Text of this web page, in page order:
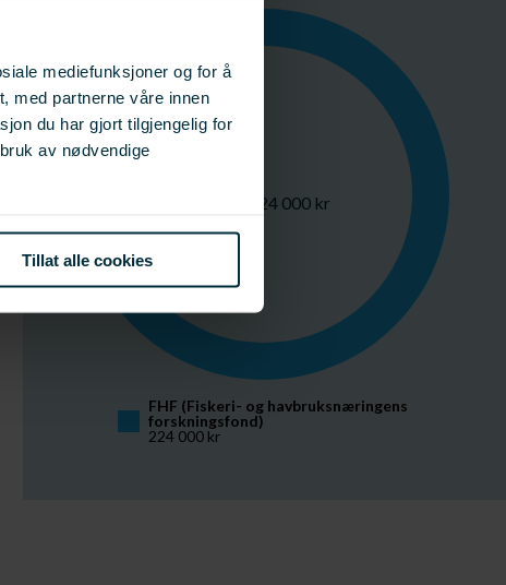
mediefunksjoner og for å
med partnerne våre innen
du har gjort tilgjengelig for
av nødvendige
Tillat alle cookies
Totalt 224 000 kr
FHF (Fiskeri- og havbruksnæringens
forskningsfond)
224 000 kr